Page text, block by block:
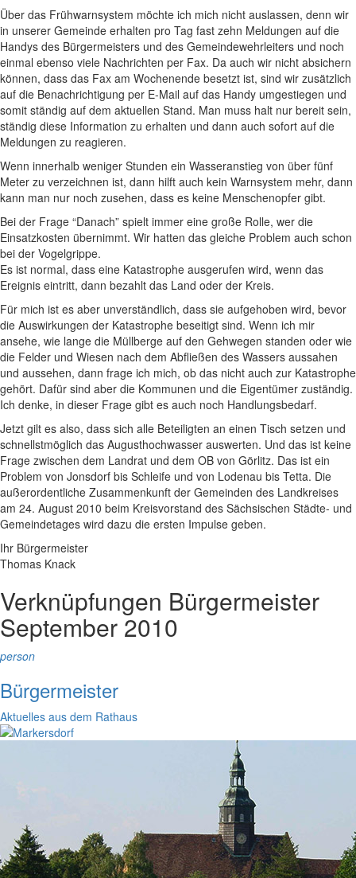
Über das Frühwarnsystem möchte ich mich nicht auslassen, denn wir
in unserer Gemeinde erhalten pro Tag fast zehn Meldungen auf die
Handys des Bürgermeisters und des Gemeindewehrleiters und noch
einmal ebenso viele Nachrichten per Fax. Da auch wir nicht absichern
können, dass das Fax am Wochenende besetzt ist, sind wir zusätzlich
auf die Benachrichtigung per E-Mail auf das Handy umgestiegen und
somit ständig auf dem aktuellen Stand. Man muss halt nur bereit sein,
ständig diese Information zu erhalten und dann auch sofort auf die
Meldungen zu reagieren.
Wenn innerhalb weniger Stunden ein Wasseranstieg von über fünf
Meter zu verzeichnen ist, dann hilft auch kein Warnsystem mehr, dann
kann man nur noch zusehen, dass es keine Menschenopfer gibt.
Bei der Frage “Danach” spielt immer eine große Rolle, wer die
Einsatzkosten übernimmt. Wir hatten das gleiche Problem auch schon
bei der Vogelgrippe.
Es ist normal, dass eine Katastrophe ausgerufen wird, wenn das
Ereignis eintritt, dann bezahlt das Land oder der Kreis.
Für mich ist es aber unverständlich, dass sie aufgehoben wird, bevor
die Auswirkungen der Katastrophe beseitigt sind. Wenn ich mir
ansehe, wie lange die Müllberge auf den Gehwegen standen oder wie
die Felder und Wiesen nach dem Abfließen des Wassers aussahen
und aussehen, dann frage ich mich, ob das nicht auch zur Katastrophe
gehört. Dafür sind aber die Kommunen und die Eigentümer zuständig.
Ich denke, in dieser Frage gibt es auch noch Handlungsbedarf.
Jetzt gilt es also, dass sich alle Beteiligten an einen Tisch setzen und
schnellstmöglich das Augusthochwasser auswerten. Und das ist keine
Frage zwischen dem Landrat und dem OB von Görlitz. Das ist ein
Problem von Jonsdorf bis Schleife und von Lodenau bis Tetta. Die
außerordentliche Zusammenkunft der Gemeinden des Landkreises
am 24. August 2010 beim Kreisvorstand des Sächsischen Städte- und
Gemeindetages wird dazu die ersten Impulse geben.
Ihr Bürgermeister
Thomas Knack
Verknüpfungen Bürgermeister
September 2010
person
Bürgermeister
Aktuelles aus dem Rathaus